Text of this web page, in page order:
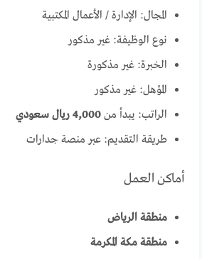
المجال: الإدارة / الأعمال المكتبية
نوع الوظيفة: غير مذكور
الخبرة: غير مذكورة
المؤهل: غير مذكور
الراتب: يبدأ من4,000 ريال سعودي
طريقة التقديم: عبر منصة جدارات
أماكن العمل
منطقة الرياض
منطقة مكة المكرمة